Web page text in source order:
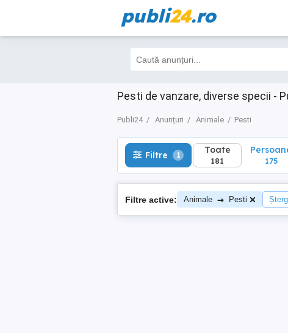
publi24.ro
Pesti de vanzare, diverse specii -
Publi24 Anunțuri Animale Pesti
Filtre 1 Toate
181
Filtre 1 Toate
181 175
Filtre active: Animale → Pesti